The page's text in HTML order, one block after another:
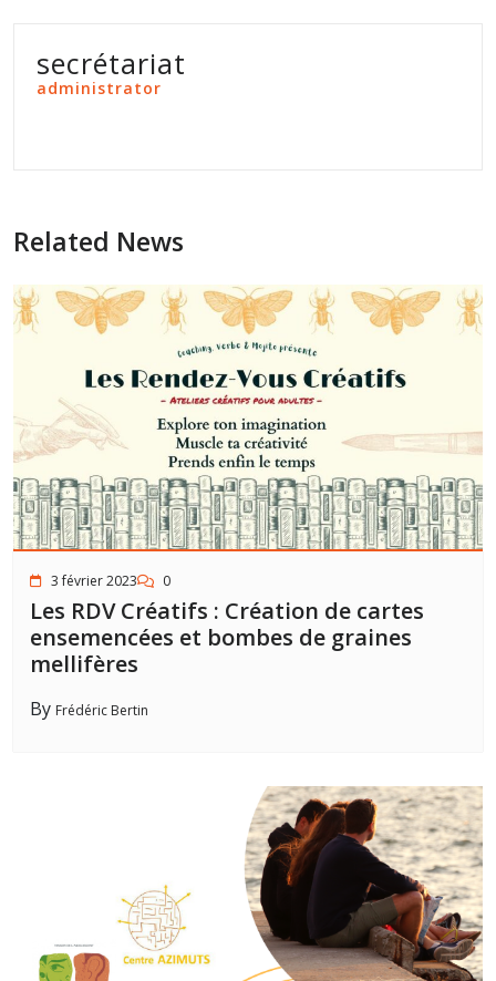
secrétariat
administrator
Related News
3 février 2023 0
Les RDV Créatifs : Création de cartes
ensemencées et bombes de graines
mellifères
By Frédéric Bertin